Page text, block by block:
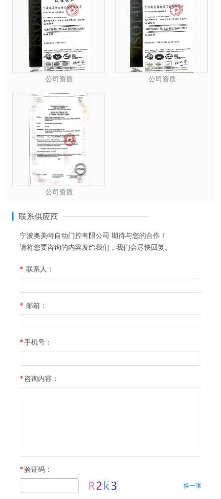
公司资质 公司资质
公司资质
联系供应商
宁波奥美特自动门控有限公司 期待与您的合作！
请将您要咨询的内容发给我们，我们会尽快回复。
* 联系人：
* 邮箱：
*手机号：
* 咨询内容：
*验证码：
换一张